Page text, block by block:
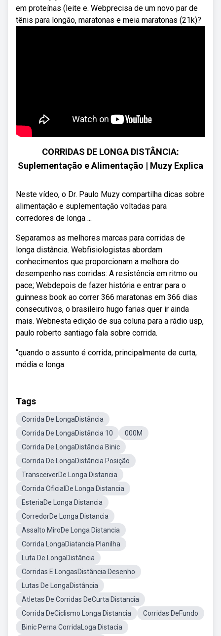
em proteínas (leite e. Webprecisa de um novo par de
tênis para longão, maratonas e meia maratonas (21k)?
CORRIDAS DE LONGA DISTÂNCIA:
Suplementação e Alimentação | Muzy Explica
Neste vídeo, o Dr. Paulo Muzy compartilha dicas sobre
alimentação e suplementação voltadas para
corredores de longa ...
Separamos as melhores marcas para corridas de
longa distância. Webfisiologistas abordam
conhecimentos que proporcionam a melhora do
desempenho nas corridas: A resistência em ritmo ou
pace; Webdepois de fazer história e entrar para o
guinness book ao correr 366 maratonas em 366 dias
consecutivos, o brasileiro hugo farias quer ir ainda
mais. Webnesta edição de sua coluna para a rádio usp,
paulo roberto santiago fala sobre corrida.
“quando o assunto é corrida, principalmente de curta,
média e longa.
Tags
Corrida De LongaDistância
Corrida De LongaDistância 10
000M
Corrida De LongaDistância Binic
Corrida De LongaDistância Posição
TransceiverDe Longa Distancia
Corrida OficialDe Longa Distancia
EsteriaDe Longa Distancia
CorredorDe Longa Distancia
Assalto MiroDe Longa Distancia
Corrida LongaDiatancia Planilha
Luta De LongaDistância
Corridas E LongasDistância Desenho
Lutas De LongaDistância
Atletas De Corridas DeCurta Distancia
Corrida DeCiclismo Longa Distancia
Corridas DeFundo
Binic Perna CorridaLoga Distacia